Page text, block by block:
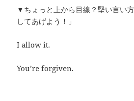
▼ちょっと上から目線？堅い言い
してあげよう！」
I allow it.
You’re forgiven.